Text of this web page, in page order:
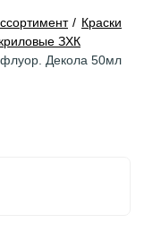
Краски
ЗХК
Декола 50мл